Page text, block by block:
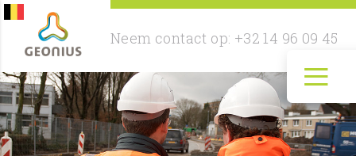
≡
Neem contact op: +32 14 96 09 45